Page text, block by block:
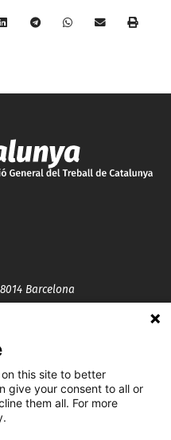
Barcelona
this site to better
give your consent to all or
them all. For more